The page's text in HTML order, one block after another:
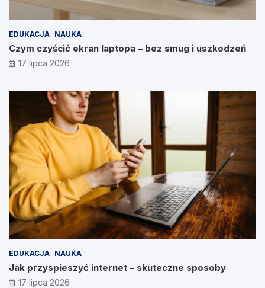
EDUKACJA NAUKA
Czym czyścić ekran laptopa – bez smug i uszkodzeń
17 lipca 2026
EDUKACJA NAUKA
Jak przyspieszyć internet – skuteczne sposoby
17 lipca 2026